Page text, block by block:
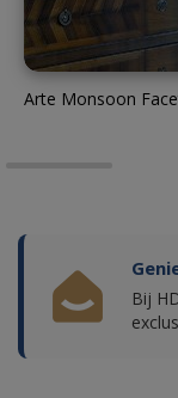
Arte Monsoon
Bij